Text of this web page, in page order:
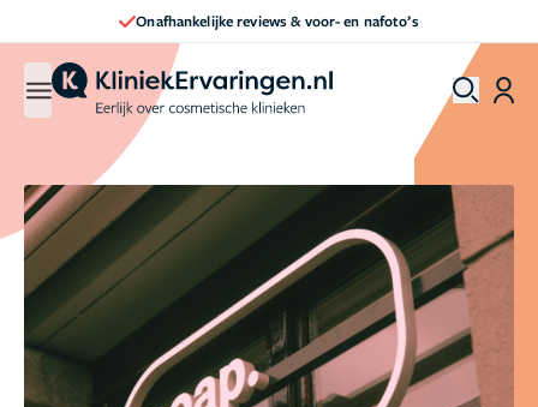
Direct een afspraak maken